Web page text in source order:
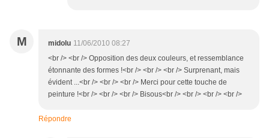
M midolu 11/06/2010 08:27
<br /> <br /> Opposition des deux couleurs, et ressemblance
étonnante des formes !<br /> <br /> <br /> Surprenant, mais
évident ...<br /> <br /> <br /> Merci pour cette touche de
peinture !<br /> <br /> <br /> Bisous<br /> <br /> <br /> <br />
Répondre